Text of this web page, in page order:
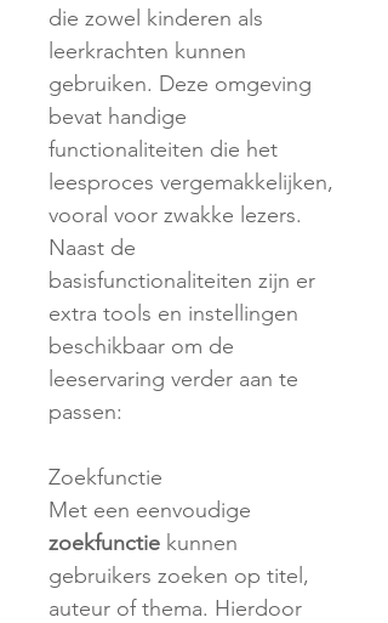
die zowel kinderen als
leerkrachten kunnen
gebruiken. Deze omgeving
bevat handige
functionaliteiten die het
leesproces vergemakkelijken,
vooral voor zwakke lezers.
Naast de
basisfunctionaliteiten zijn er
extra tools en instellingen
beschikbaar om de
leeservaring verder aan te
passen:
Zoekfunctie
Met een eenvoudige
zoekfunctie kunnen
gebruikers zoeken op titel,
auteur of thema. Hierdoor